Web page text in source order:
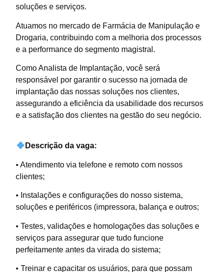
soluções e serviços.
Atuamos no mercado de Farmácia de Manipulação e
Drogaria, contribuindo com a melhoria dos processos
e a performance do segmento magistral.
Como Analista de Implantação, você será
responsável por garantir o sucesso na jornada de
implantação das nossas soluções nos clientes,
assegurando a eficiência da usabilidade dos recursos
e a satisfação dos clientes na gestão do seu negócio.
Descrição da vaga:
• Atendimento via telefone e remoto com nossos
clientes;
• Instalações e configurações do nosso sistema,
soluções e periféricos (impressora, balança e outros;
• Testes, validações e homologações das soluções e
serviços para assegurar que tudo funcione
perfeitamente antes da virada do sistema;
• Treinar e capacitar os usuários, para que possam